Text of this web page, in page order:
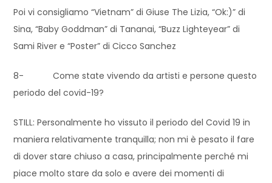
Poi vi consigliamo “Vietnam” di Giuse The Lizia, “Ok:)” di
Sina, “Baby Goddman” di Tananai, “Buzz Lighteyear” di
Sami River e “Poster” di Cicco Sanchez
8- Come state vivendo da artisti e persone questo
periodo del covid-19?
STILL: Personalmente ho vissuto il periodo del Covid 19 in
maniera relativamente tranquilla; non mi è pesato il fare
di dover stare chiuso a casa, principalmente perché mi
piace molto stare da solo e avere dei momenti di